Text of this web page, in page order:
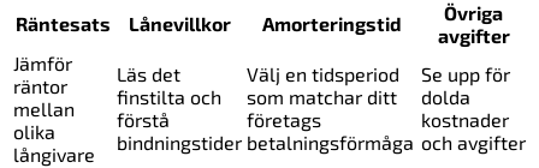
Räntesats Lånevillkor Amorteringstid
Övriga
avgifter
Jämför
räntor
mellan
olika
långivare
Läs det
finstilta och
förstå
bindningstider
Välj en tidsperiod
som matchar ditt
företags
betalningsförmåga
Se upp för
dolda
kostnader
och avgifter